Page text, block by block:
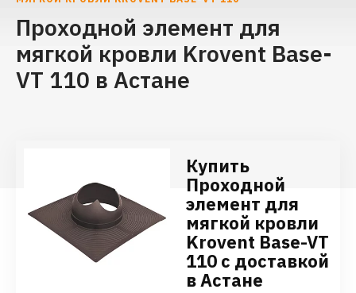
Проходной элемент для
мягкой кровли Krovent Base-
VT 110 в Астане
Купить
Проходной
элемент для
мягкой кровли
Krovent Base-VT
110 с доставкой
в Астане